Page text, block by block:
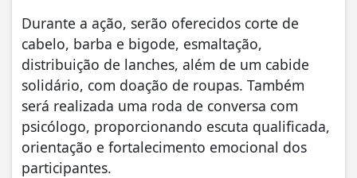
Durante a ação, serão oferecidos corte de
cabelo, barba e bigode, esmaltação,
distribuição de lanches, além de um cabide
solidário, com doação de roupas. Também
será realizada uma roda de conversa com
psicólogo, proporcionando escuta qualificada,
orientação e fortalecimento emocional dos
participantes.